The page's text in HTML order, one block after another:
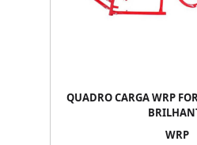
QUADRO CARGA WRP
WRP